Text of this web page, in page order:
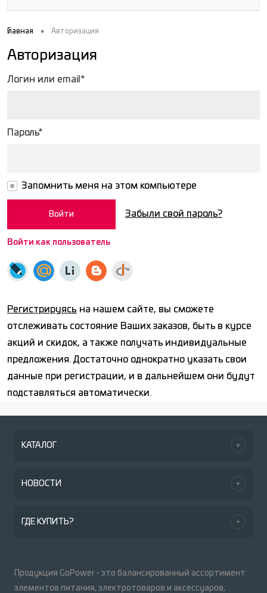
Главная • Авторизация
Авторизация
Логин или email*
Пароль*
Запомнить меня на этом компьютере
Забыли свой пароль?
Войти как пользователь
Регистрируясь на нашем сайте, вы сможете
отслеживать состояние Ваших заказов, быть в курсе
акций и скидок, а также получать индивидуальные
предложения. Достаточно однократно указать свои
данные при регистрации, и в дальнейшем они будут
подставляться автоматически.
КАТАЛОГ
НОВОСТИ
ГДЕ КУПИТЬ?
Продукция GoPower - это балансированный ассортимент
элементов питания, электротоваров и аксессуаров,